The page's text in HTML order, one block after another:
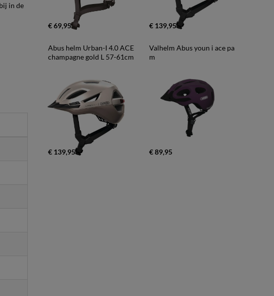
in de
€ 69,95 € 139,95
Abus helm Urban-I 4.0 ACE
champagne gold L 57-61cm
€ 139,95
Valhelm Abus youn i ace pa
m
€ 89,95